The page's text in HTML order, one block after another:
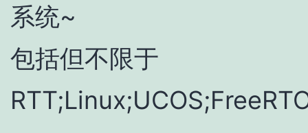
系统~
包括但不限于